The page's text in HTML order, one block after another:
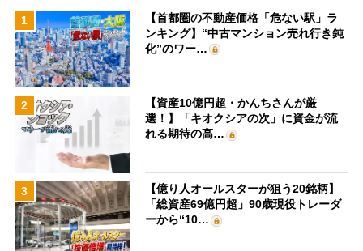
1
【首都圏の不動産価格「危ない駅」ラ
ンキング】“中古マンション売れ行き鈍
化”のワー…
2
【資産10億円超・かんちさんが厳
選！】「キオクシアの次」に資金が流
れる期待の高…
3
【億り人オールスターが狙う20銘柄】
「総資産69億円超」90歳現役トレーダ
ーから“10…